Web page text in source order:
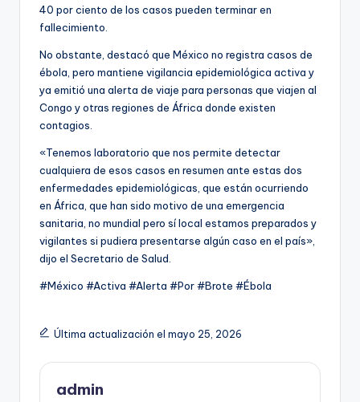
40 por ciento de los casos pueden terminar en
fallecimiento.
No obstante, destacó que México no registra casos de
ébola, pero mantiene vigilancia epidemiológica activa y
ya emitió una alerta de viaje para personas que viajen al
Congo y otras regiones de África donde existen
contagios.
«Tenemos laboratorio que nos permite detectar
cualquiera de esos casos en resumen ante estas dos
enfermedades epidemiológicas, que están ocurriendo
en África, que han sido motivo de una emergencia
sanitaria, no mundial pero sí local estamos preparados y
vigilantes si pudiera presentarse algún caso en el país»,
dijo el Secretario de Salud.
#México #Activa #Alerta #Por #Brote #Ébola
Última actualización el mayo 25, 2026
admin